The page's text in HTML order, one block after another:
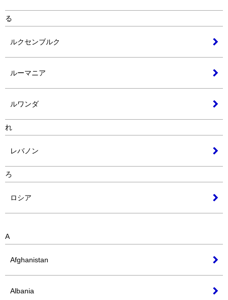
る
ルクセンブルク
ルーマニア
ルワンダ
れ
レバノン
ろ
ロシア
A
Afghanistan
Albania